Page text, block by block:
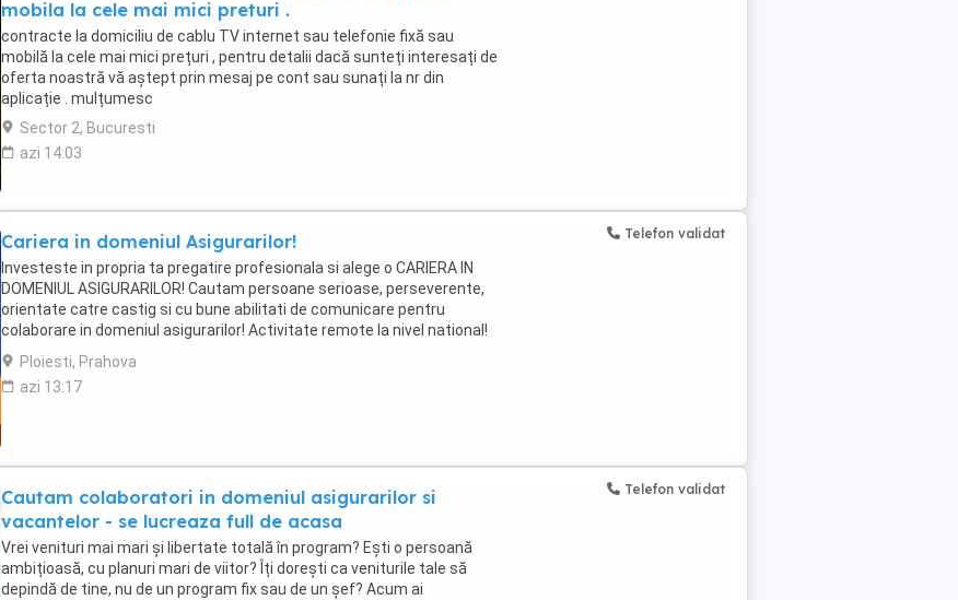
mobila la cele mai mici preturi .
contracte la domiciliu de cablu TV internet sau telefonie fixă sau
mobilă la cele mai mici prețuri , pentru detalii dacă sunteți interesați de
oferta noastră vă aștept prin mesaj pe cont sau sunați la nr din
aplicație . mulțumesc
Sector 2, Bucuresti
azi 14:03
Cariera in domeniul Asigurarilor!
Investeste in propria ta pregatire profesionala si alege o CARIERA IN
DOMENIUL ASIGURARILOR! Cautam persoane serioase, perseverente,
orientate catre castig si cu bune abilitati de comunicare pentru
colaborare in domeniul asigurarilor! Activitate remote la nivel national!
Fie ca iti doresti aceasta ...
Ploiesti, Prahova
azi 13:17
Telefon validat
Cautam colaboratori in domeniul asigurarilor si
vacantelor - se lucreaza full de acasa
Vrei venituri mai mari și libertate totală în program? Ești o persoană
ambițioasă, cu planuri mari de viitor? Îți dorești ca veniturile tale să
depindă de tine, nu de un program fix sau de un șef? Acum ai
Telefon validat